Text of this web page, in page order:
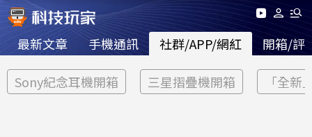
最新文章 手機通訊 社群/APP/網紅 開箱/評
Sony紀念耳機開箱 三星摺疊機開箱 「全新